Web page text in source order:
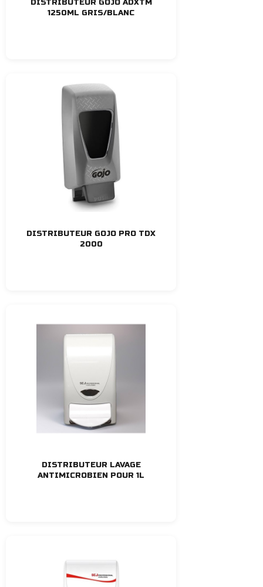
DISTRIBUTEUR GOJO ADXTM
1250ML GRIS/BLANC
DISTRIBUTEUR GOJO PRO TDX
2000
DISTRIBUTEUR LAVAGE
ANTIMICROBIEN POUR 1L